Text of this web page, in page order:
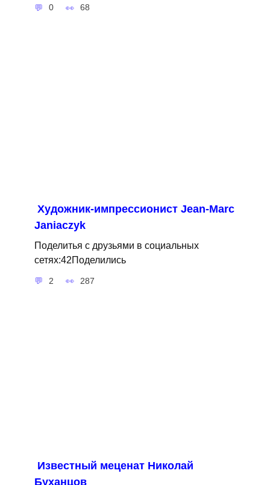
0 68
Художник-импрессионист Jean-Marc
Janiaczyk
Поделитья с друзьями в социальных
сетях:42Поделились
2 287
Известный меценат Николай
Буханцов